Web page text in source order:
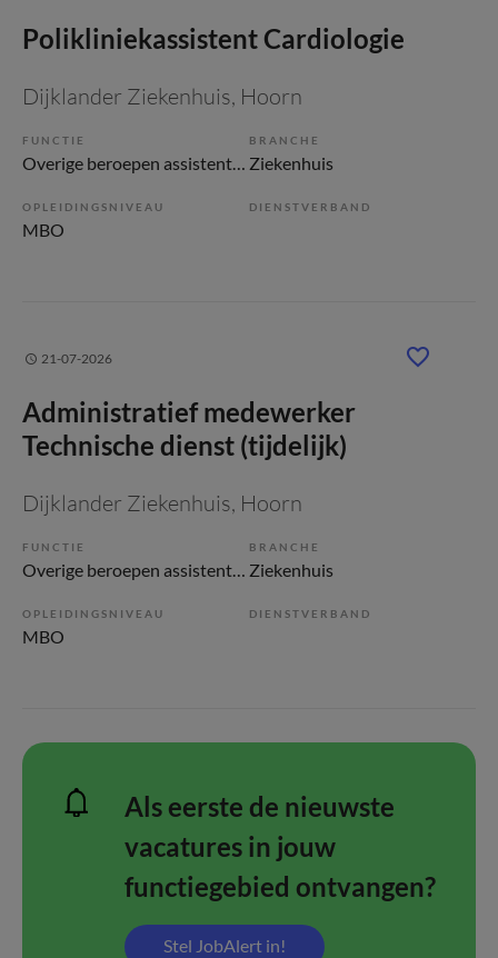
Polikliniekassistent Cardiologie
Dijklander Ziekenhuis, Hoorn
FUNCTIE
Overige beroepen assistenten
BRANCHE
Ziekenhuis
OPLEIDINGSNIVEAU
MBO
DIENSTVERBAND
21-07-2026
Administratief medewerker
Technische dienst (tijdelijk)
Dijklander Ziekenhuis, Hoorn
FUNCTIE
Overige beroepen assistenten
BRANCHE
Ziekenhuis
OPLEIDINGSNIVEAU
MBO
DIENSTVERBAND
Als eerste de nieuwste
vacatures in jouw
functiegebied ontvangen?
Stel JobAlert in!